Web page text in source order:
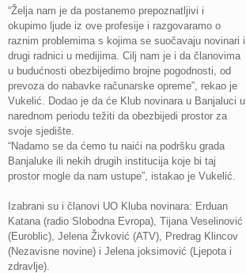
“Želja nam je da postanemo prepoznatljivi i
okupimo ljude iz ove profesije i razgovaramo o
raznim problemima s kojima se suočavaju novinari i
drugi radnici u medijima. Cilj nam je i da članovima
u budućnosti obezbijedimo brojne pogodnosti, od
prevoza do nabavke računarske opreme”, rekao je
Vukelić. Dodao je da će Klub novinara u Banjaluci u
narednom periodu težiti da obezbijedi prostor za
svoje sjedište.
“Nadamo se da ćemo tu naići na podršku grada
Banjaluke ili nekih drugih institucija koje bi taj
prostor mogle da nam ustupe”, istakao je Vukelić.
Izabrani su i članovi UO Kluba novinara: Erduan
Katana (radio Slobodna Evropa), Tijana Veselinović
(Euroblic), Jelena Živković (ATV), Predrag Klincov
(Nezavisne novine) i Jelena joksimović (Ljepota i
zdravlje).